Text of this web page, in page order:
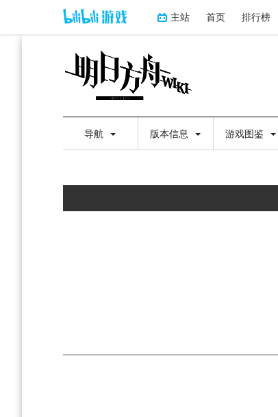
主站 首页 排行榜
导航 版本信息 游戏图鉴